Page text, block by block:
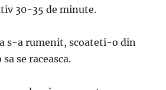
30-35 de minute.
s-a rumenit, scoateti-o din
se raceasca.